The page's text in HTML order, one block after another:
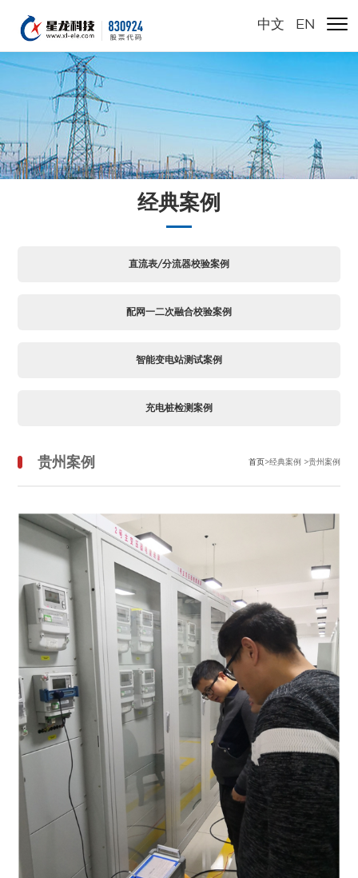
中文 EN
经典案例
直流表/分流器校验案例
配网一二次融合校验案例
智能变电站测试案例
充电桩检测案例
贵州案例 首页>经典案例 >贵州案例